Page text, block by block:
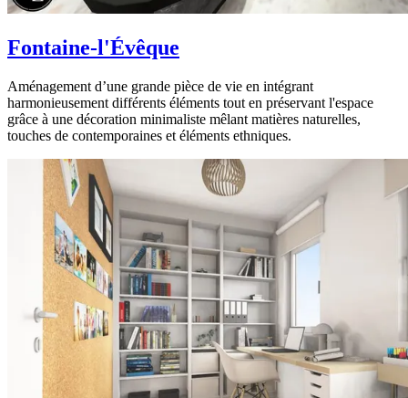
Fontaine-l'Évêque
Aménagement d’une grande pièce de vie en intégrant
harmonieusement différents éléments tout en préservant l'espace
grâce à une décoration minimaliste mêlant matières naturelles,
touches de contemporaines et éléments ethniques.